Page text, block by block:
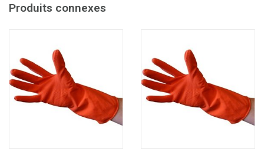
alimentaire et les laboratoires
Produits connexes